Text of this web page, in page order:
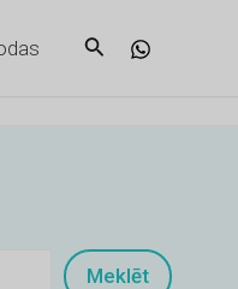
Meklēšana
Meklēt